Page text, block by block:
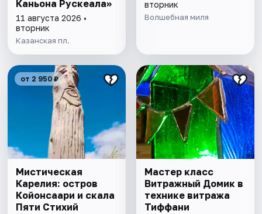
Каньона Рускеала»
11 августа 2026 •
вторник
Казанская пл.
вторник
Волшебная миля
от 2 950 ₽
Мистическая
Карелия: остров
Койонсаари и скала
Пяти Стихий
Мастер класс
Витражный Домик в
технике витража
Тиффани